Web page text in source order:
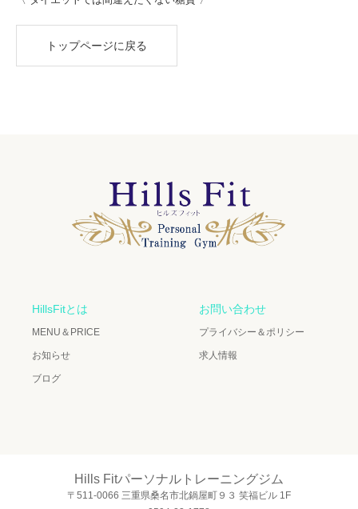
トップページに戻る
HillsFitとは
MENU＆PRICE
お知らせ
ブログ
お問い合わせ
プライバシー＆ポリシー
求人情報
Hills Fitパーソナルトレーニングジム
〒511-0066 三重県桑名市北鍋屋町９３ 笑福ビル 1F